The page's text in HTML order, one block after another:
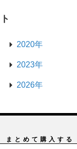
2020年
2023年
2026年
まとめて購入する